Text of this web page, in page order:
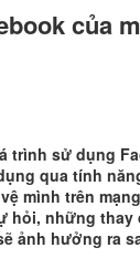
của
trình sử dụng
qua tính
mình trên
hỏi, những thay
ảnh hưởng ra